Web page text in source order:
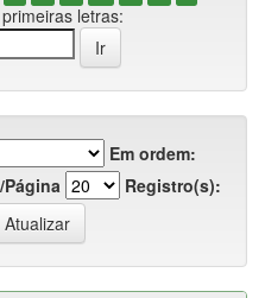
letras:
Em ordem:
Registro(s):